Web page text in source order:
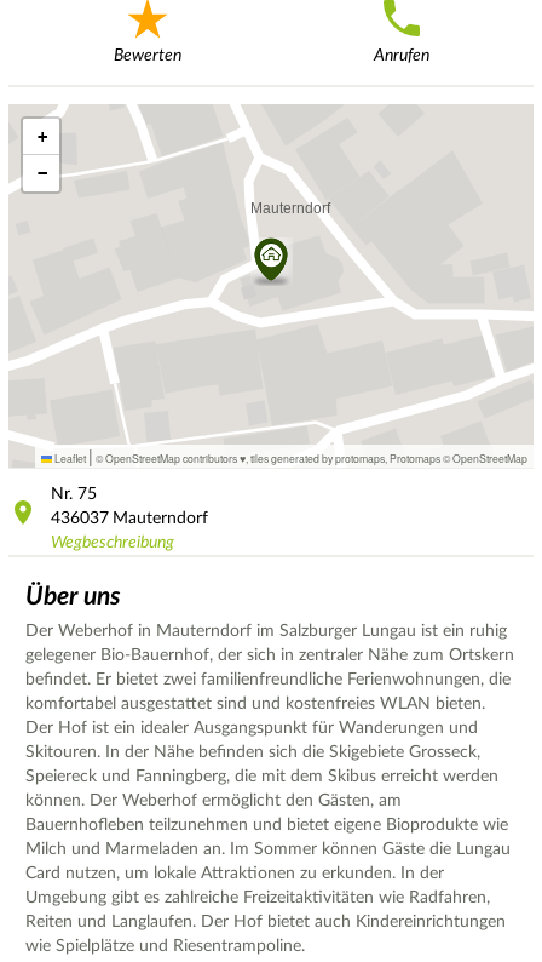
Bewerten Anrufen
+
−
Leaflet | © OpenStreetMap contributors ♥, tiles generated by protomaps Protomaps©OpenStreetMap
Nr. 75
436037 Mauterndorf
Wegbeschreibung
Über uns
Der Weberhof in Mauterndorf im Salzburger Lungau ist ein ruhig
gelegener Bio-Bauernhof, der sich in zentraler Nähe zum Ortskern
befindet. Er bietet zwei familienfreundliche Ferienwohnungen, die
komfortabel ausgestattet sind und kostenfreies WLAN bieten.
Der Hof ist ein idealer Ausgangspunkt für Wanderungen und
Skitouren. In der Nähe befinden sich die Skigebiete Grosseck,
Speiereck und Fanningberg, die mit dem Skibus erreicht werden
können. Der Weberhof ermöglicht den Gästen, am
Bauernhofleben teilzunehmen und bietet eigene Bioprodukte wie
Milch und Marmeladen an. Im Sommer können Gäste die Lungau
Card nutzen, um lokale Attraktionen zu erkunden. In der
Umgebung gibt es zahlreiche Freizeitaktivitäten wie Radfahren,
Reiten und Langlaufen. Der Hof bietet auch Kindereinrichtungen
wie Spielplätze und Riesentrampoline.